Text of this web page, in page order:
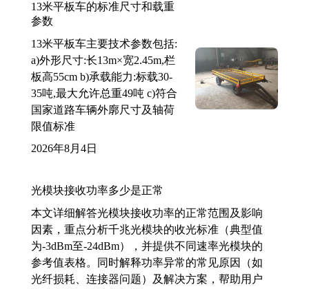
13米平板车的标准尺寸和载重
参数
13米平板车主要技术参数包括:
a)外形尺寸:长13m×宽2.45m,栏
板高55cm b)承载能力:标载30-
35吨,最大允许总重49吨 c)符合
国家道路车辆外廓尺寸及轴荷
限值标准
2026年8月4日
光模块接收功率多少是正常
本文详细解答光模块接收功率的正常范围及影响
因素，重点分析千兆光模块的收光标准（典型值
为-3dBm至-24dBm），并提供不同速率光模块的
参考值表格。同时解释功率异常的常见原因（如
光纤损耗、连接器问题）及解决方案，帮助用户